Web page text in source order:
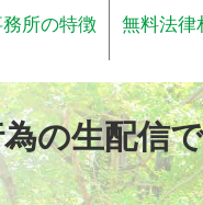
所の特徴 無料法律
の生配信